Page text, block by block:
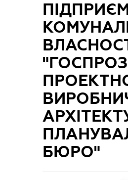
БЮРО"